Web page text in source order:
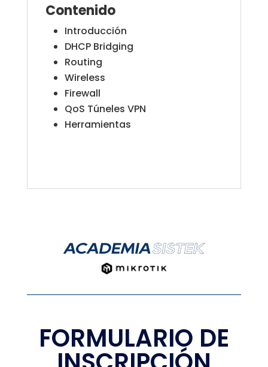
Contenido
Introducción
DHCP Bridging
Routing
Wireless
Firewall
QoS Túneles VPN
Herramientas
FORMULARIO DE